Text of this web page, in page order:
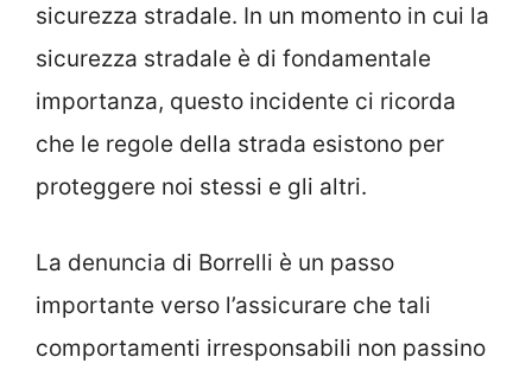
sicurezza stradale. In un momento in cui la
sicurezza stradale è di fondamentale
importanza, questo incidente ci ricorda
che le regole della strada esistono per
proteggere noi stessi e gli altri.
La denuncia di Borrelli è un passo
importante verso l’assicurare che tali
comportamenti irresponsabili non passino